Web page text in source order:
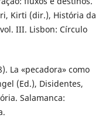
Kirti (dir.), História da
III. Lisbon: Círculo
La «pecadora» como
(Ed.), Disidentes,
Salamanca: